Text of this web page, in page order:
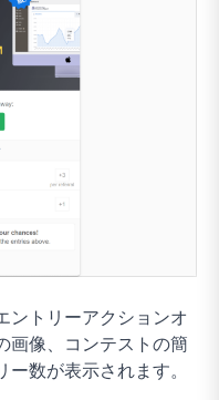
ントリーアクションオ
画像、コンテストの簡
数が表示されます。